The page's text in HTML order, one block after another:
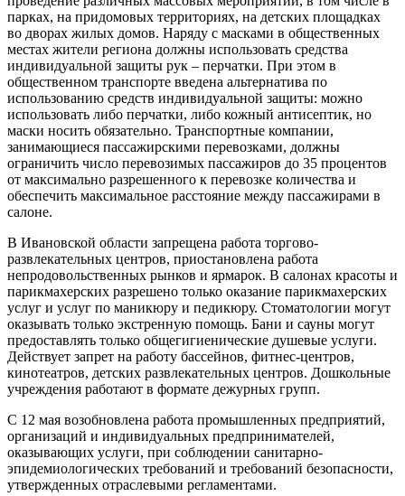
парках, на придомовых территориях, на детских площадках
во дворах жилых домов. Наряду с масками в общественных
местах жители региона должны использовать средства
индивидуальной защиты рук – перчатки. При этом в
общественном транспорте введена альтернатива по
использованию средств индивидуальной защиты: можно
использовать либо перчатки, либо кожный антисептик, но
маски носить обязательно. Транспортные компании,
занимающиеся пассажирскими перевозками, должны
ограничить число перевозимых пассажиров до 35 процентов
от максимально разрешенного к перевозке количества и
обеспечить максимальное расстояние между пассажирами в
салоне.
В Ивановской области запрещена работа торгово-
развлекательных центров, приостановлена работа
непродовольственных рынков и ярмарок. В салонах красоты и
парикмахерских разрешено только оказание парикмахерских
услуг и услуг по маникюру и педикюру. Стоматологии могут
оказывать только экстренную помощь. Бани и сауны могут
предоставлять только общегигиенические душевые услуги.
Действует запрет на работу бассейнов, фитнес-центров,
кинотеатров, детских развлекательных центров. Дошкольные
учреждения работают в формате дежурных групп.
С 12 мая возобновлена работа промышленных предприятий,
организаций и индивидуальных предпринимателей,
оказывающих услуги, при соблюдении санитарно-
эпидемиологических требований и требований безопасности,
утвержденных отраслевыми регламентами.